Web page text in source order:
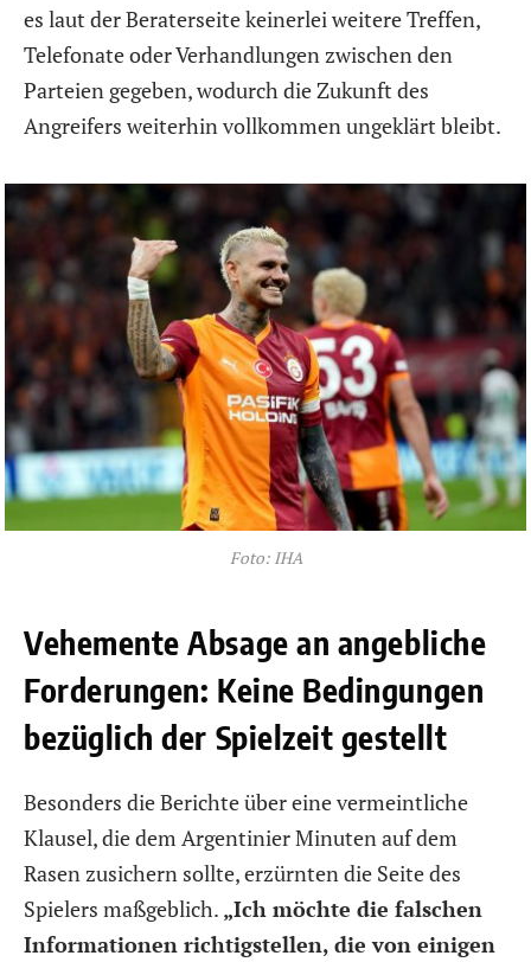
es laut der Beraterseite keinerlei weitere Treffen,
Telefonate oder Verhandlungen zwischen den
Parteien gegeben, wodurch die Zukunft des
Angreifers weiterhin vollkommen ungeklärt bleibt.
Foto: IHA
Vehemente Absage an angebliche
Forderungen: Keine Bedingungen
bezüglich der Spielzeit gestellt
Besonders die Berichte über eine vermeintliche
Klausel, die dem Argentinier Minuten auf dem
Rasen zusichern sollte, erzürnten die Seite des
Spielers maßgeblich. „Ich möchte die falschen
Informationen richtigstellen, die von einigen